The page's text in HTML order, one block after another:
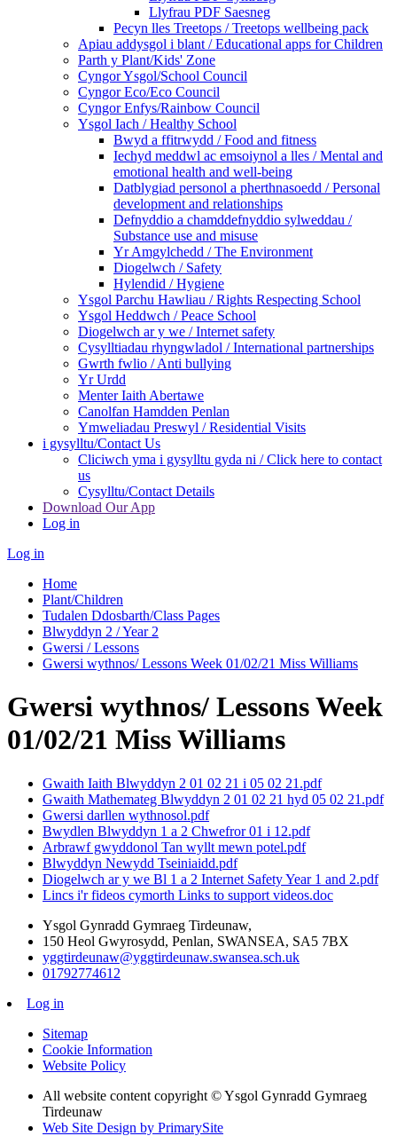
Llyfrau PDF Saesneg
Pecyn lles Treetops / Treetops wellbeing pack
Apiau addysgol i blant / Educational apps for Children
Parth y Plant/Kids' Zone
Cyngor Ysgol/School Council
Cyngor Eco/Eco Council
Cyngor Enfys/Rainbow Council
Ysgol Iach / Healthy School
Bwyd a ffitrwydd / Food and fitness
Iechyd meddwl ac emsoiynol a lles / Mental and
emotional health and well-being
Datblygiad personol a pherthnasoedd / Personal
development and relationships
Defnyddio a chamddefnyddio sylweddau /
Substance use and misuse
Yr Amgylchedd / The Environment
Diogelwch / Safety
Hylendid / Hygiene
Ysgol Parchu Hawliau / Rights Respecting School
Ysgol Heddwch / Peace School
Diogelwch ar y we / Internet safety
Cysylltiadau rhyngwladol / International partnerships
Gwrth fwlio / Anti bullying
Yr Urdd
Menter Iaith Abertawe
Canolfan Hamdden Penlan
Ymweliadau Preswyl / Residential Visits
i gysylltu/Contact Us
Cliciwch yma i gysylltu gyda ni / Click here to contact
us
Cysylltu/Contact Details
Download Our App
Log in
Log in
Home
Plant/Children
Tudalen Ddosbarth/Class Pages
Blwyddyn 2 / Year 2
Gwersi / Lessons
Gwersi wythnos/ Lessons Week 01/02/21 Miss Williams
Gwersi wythnos/ Lessons Week
01/02/21 Miss Williams
Gwaith Iaith Blwyddyn 2 01 02 21 i 05 02 21.pdf
Gwaith Mathemateg Blwyddyn 2 01 02 21 hyd 05 02 21.pdf
Gwersi darllen wythnosol.pdf
Bwydlen Blwyddyn 1 a 2 Chwefror 01 i 12.pdf
Arbrawf gwyddonol Tan wyllt mewn potel.pdf
Blwyddyn Newydd Tseiniaidd.pdf
Diogelwch ar y we Bl 1 a 2 Internet Safety Year 1 and 2.pdf
Lincs i'r fideos cymorth Links to support videos.doc
Ysgol Gynradd Gymraeg Tirdeunaw,
150 Heol Gwyrosydd, Penlan, SWANSEA, SA5 7BX
yggtirdeunaw@yggtirdeunaw.swansea.sch.uk
01792774612
Log in
Sitemap
Cookie Information
Website Policy
All website content copyright © Ysgol Gynradd Gymraeg
Tirdeunaw
Web Site Design by PrimarySite